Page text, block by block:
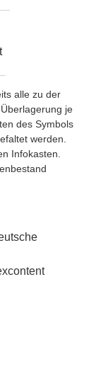
alle zu der
je
des Symbols
werden.
Infokasten.